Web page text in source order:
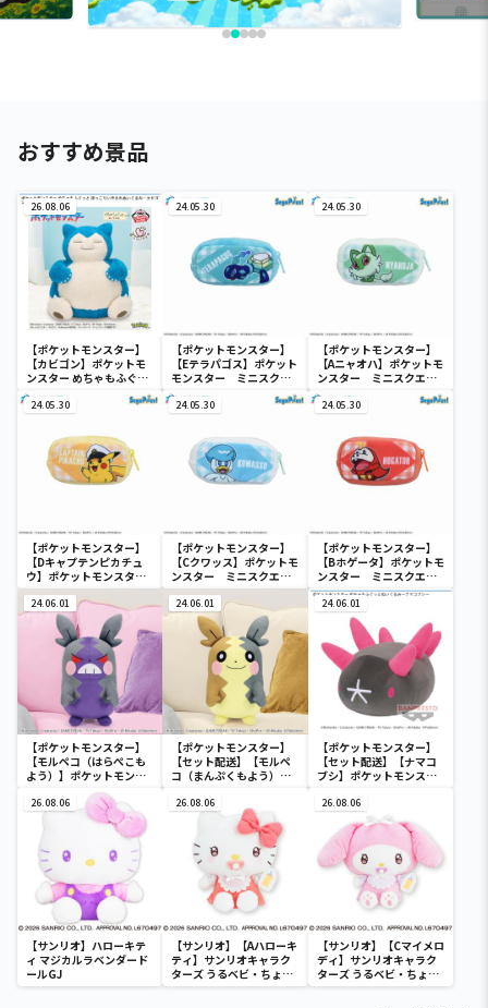
おすすめ景品
26.08.06
【ポケットモンスター】
【カビゴン】ポケットモ
ンスター めちゃもふぐっ
と ほっこりいやされぬい
ぐるみ～カビゴン～
24.05.30
【ポケットモンスター】
【Eテラパゴス】ポケット
モンスター ミニスクエ
アポーチ
24.05.30
【ポケットモンスター】
【Aニャオハ】ポケットモ
ンスター ミニスクエア
ポーチ
24.05.30
【ポケットモンスター】
【Dキャプテンピカチュ
ウ】ポケットモンスタ
ー ミニスクエアポーチ
24.05.30
【ポケットモンスター】
【Cクワッス】ポケットモ
ンスター ミニスクエア
ポーチ
24.05.30
【ポケットモンスター】
【Bホゲータ】ポケットモ
ンスター ミニスクエア
ポーチ
24.06.01
【ポケットモンスター】
【モルペコ（はらぺこも
よう）】ポケットモンス
ター めちゃもふぐっとぬ
いぐるみ～モルペコ（は
らぺこもよう）～
24.06.01
【ポケットモンスター】
【セット配送】【モルペ
コ（まんぷくもよう）】
ゃもふぐっとぬいぐるみ
～モルペコ（まんぷくも
24.06.01
【ポケットモンスター】
【セット配送】【ナマコ
ブシ】ポケットモンスタ
ぐるみ～ナマコブシ～
26.08.06
【サンリオ】ハローキテ
ィ マジカルラベンダード
ールGJ
26.08.06
【サンリオ】【Aハローキ
ティ】サンリオキャラク
ターズ うるベビ・ちょい
デカドール
26.08.06
【サンリオ】【Cマイメロ
ディ】サンリオキャラク
ターズ うるベビ・ちょい
デカドール